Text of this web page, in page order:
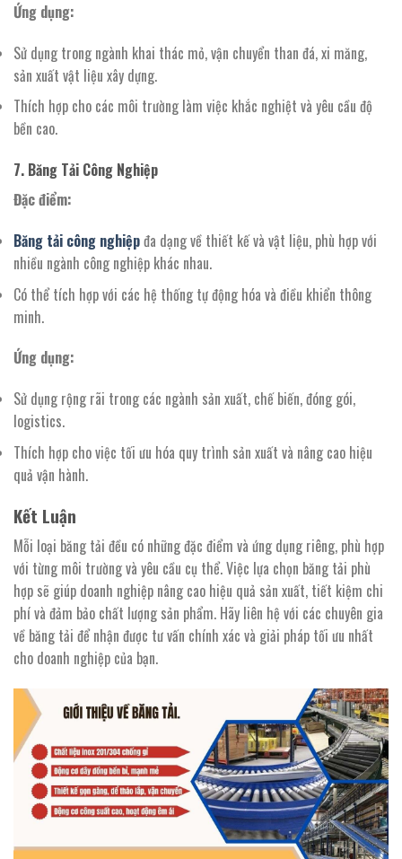
Ứng dụng:
Sử dụng trong ngành khai thác mỏ, vận chuyển than đá, xi măng,
sản xuất vật liệu xây dựng.
Thích hợp cho các môi trường làm việc khắc nghiệt và yêu cầu độ
bền cao.
7. Băng Tải Công Nghiệp
Đặc điểm:
Băng tải công nghiệpđa dạng về thiết kế và vật liệu, phù hợp với
nhiều ngành công nghiệp khác nhau.
Có thể tích hợp với các hệ thống tự động hóa và điều khiển thông
minh.
Ứng dụng:
Sử dụng rộng rãi trong các ngành sản xuất, chế biến, đóng gói,
logistics.
Thích hợp cho việc tối ưu hóa quy trình sản xuất và nâng cao hiệu
quả vận hành.
Kết Luận
Mỗi loại băng tải đều có những đặc điểm và ứng dụng riêng, phù hợp
với từng môi trường và yêu cầu cụ thể. Việc lựa chọn băng tải phù
hợp sẽ giúp doanh nghiệp nâng cao hiệu quả sản xuất, tiết kiệm chi
phí và đảm bảo chất lượng sản phẩm. Hãy liên hệ với các chuyên gia
về băng tải để nhận được tư vấn chính xác và giải pháp tối ưu nhất
cho doanh nghiệp của bạn.